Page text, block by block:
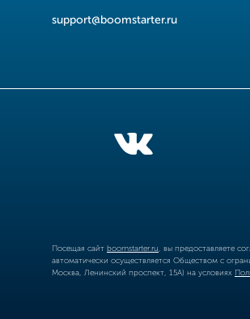
support@boomstarter.ru
Посещая сайт boomstarter.ru , вы предоставляете
автоматически осуществляется Обществом с
Москва, Ленинский проспект, 15А) на условиях